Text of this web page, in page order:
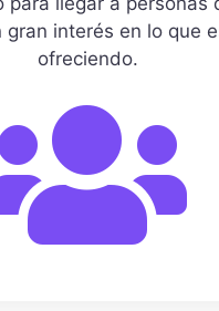
gran interés en lo que
ofreciendo.